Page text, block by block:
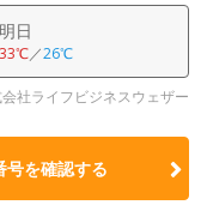
明日
33℃／26℃
社ライフビジネスウェザー
号を確認する